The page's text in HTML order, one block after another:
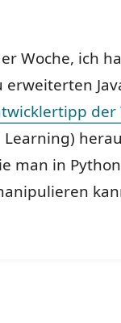
Woche, ich
erweiterten
der
Learning)
man in